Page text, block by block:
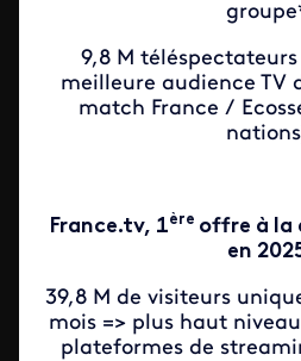
9,8 M téléspectateurs
meilleure audience TV
match France /
France.tv, 1ère offre à la
en
39,8 M de visiteurs
mois => plus haut
plateformes de